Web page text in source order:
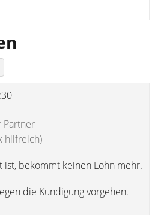
Partner
hilfreich)
ist, bekommt keinen Lohn mehr.
die Kündigung vorgehen.